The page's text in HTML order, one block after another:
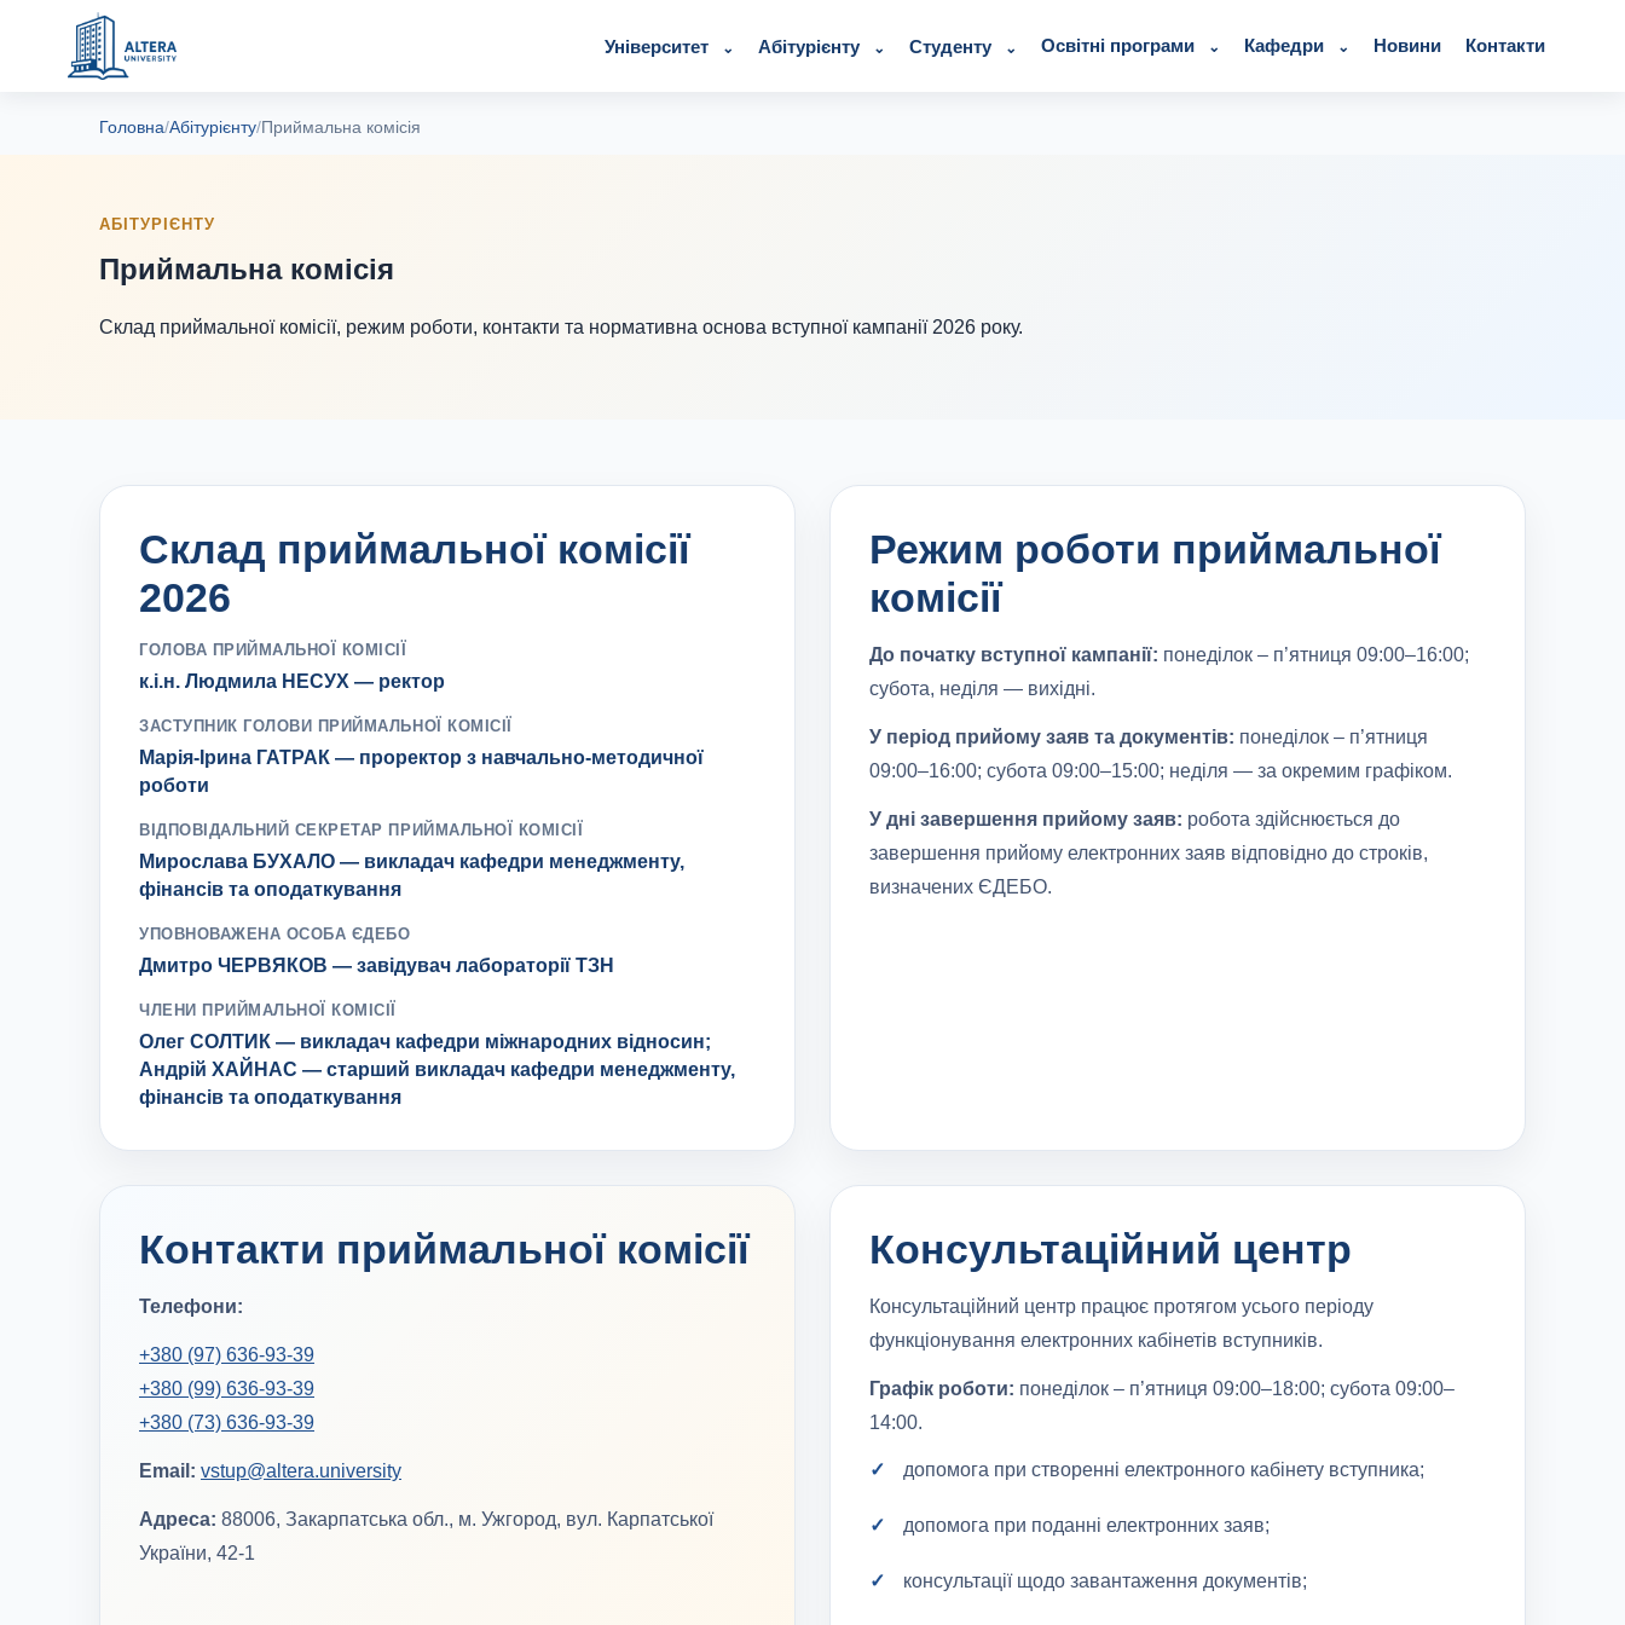
Університет Абітурієнту Студенту Освітні програми Кафедри Новини Контакти
Головна/Абітурієнту/Приймальна комісія
АБІТУРІЄНТУ
Приймальна комісія
Склад приймальної комісії, режим роботи, контакти та нормативна основа вступної кампанії 2026 року.
Склад приймальної комісії
2026
ГОЛОВА ПРИЙМАЛЬНОЇ КОМІСІЇ
к.і.н. Людмила НЕСУХ — ректор
ЗАСТУПНИК ГОЛОВИ ПРИЙМАЛЬНОЇ КОМІСІЇ
Марія-Ірина ГАТРАК — проректор з навчально-методичної
роботи
ВІДПОВІДАЛЬНИЙ СЕКРЕТАР ПРИЙМАЛЬНОЇ КОМІСІЇ
Мирослава БУХАЛО — викладач кафедри менеджменту,
фінансів та оподаткування
УПОВНОВАЖЕНА ОСОБА ЄДЕБО
Дмитро ЧЕРВЯКОВ — завідувач лабораторії ТЗН
ЧЛЕНИ ПРИЙМАЛЬНОЇ КОМІСІЇ
Олег СОЛТИК — викладач кафедри міжнародних відносин;
Андрій ХАЙНАС — старший викладач кафедри менеджменту,
фінансів та оподаткування
Режим роботи приймальної
комісії
До початку вступної кампанії: понеділок – п’ятниця 09:00–16:00;
субота, неділя — вихідні.
У період прийому заяв та документів: понеділок – п’ятниця
09:00–16:00; субота 09:00–15:00; неділя — за окремим графіком.
У дні завершення прийому заяв: робота здійснюється до
завершення прийому електронних заяв відповідно до строків,
визначених ЄДЕБО.
Контакти приймальної комісії
Телефони:
+380 (97) 636-93-39
+380 (99) 636-93-39
+380 (73) 636-93-39
Email: vstup@altera.university
Адреса: 88006, Закарпатська обл., м. Ужгород, вул. Карпатської
України, 42-1
Консультаційний центр
Консультаційний центр працює протягом усього періоду
функціонування електронних кабінетів вступників.
Графік роботи: понеділок – п’ятниця 09:00–18:00; субота 09:00–
14:00.
допомога при створенні електронного кабінету вступника;
допомога при поданні електронних заяв;
консультації щодо завантаження документів;